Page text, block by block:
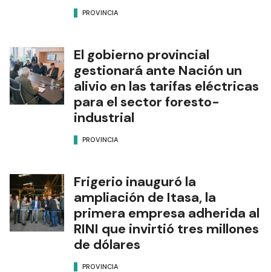
PROVINCIA
El gobierno provincial
gestionará ante Nación un
alivio en las tarifas eléctricas
para el sector foresto-
industrial
PROVINCIA
Frigerio inauguró la
ampliación de Itasa, la
primera empresa adherida al
RINI que invirtió tres millones
de dólares
PROVINCIA